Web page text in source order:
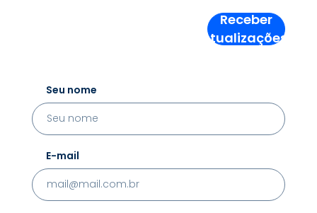
Receber
Atualizações!
Seu nome
E-mail